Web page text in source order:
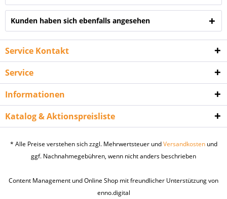
Kunden haben sich ebenfalls angesehen
Service Kontakt
Service
Informationen
Katalog & Aktionspreisliste
* Alle Preise verstehen sich zzgl. Mehrwertsteuer undVersandkostenund
ggf. Nachnahmegebühren, wenn nicht anders beschrieben
Content Management und Online Shop mit freundlicher Unterstützung von
enno.digital